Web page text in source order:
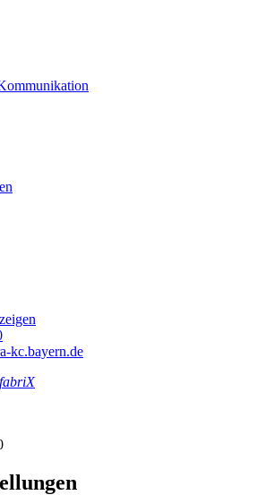
kc.bayern.de
fabriX